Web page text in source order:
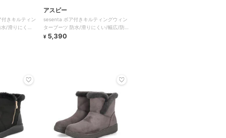
/滑りにくい/
アスビー
sesenta ボア付きキルティングウィン
ターブーツ 防水/滑りにくい/幅広/防
寒
¥ 5,390